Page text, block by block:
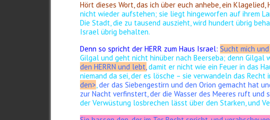
Hört dieses Wort, das ich über euch anhebe, ein Klagelied,
nicht wieder aufstehen; sie liegt hingeworfen auf ihrem
Die Stadt, die zu tausend auszieht, wird hundert übrig
Israel übrig behalten.
Denn so spricht der HERR zum Haus Israel: Sucht mich
Gilgal und geht nicht hinüber nach Beerseba; denn
den HERRN und lebt,damit er nicht wie ein Feuer in das
niemand da sei, der es lösche –sie verwandeln das Recht
den>,der das Siebengestirn und den Orion gemacht hat
zur Nacht verfinstert, der die Wasser des Meeres ruft
der Verwüstung losbrechen lässt über den Starken, und